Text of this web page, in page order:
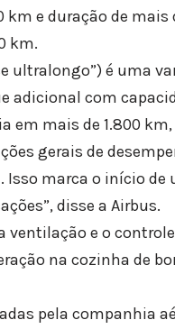
e duração de mais
km.
ultralongo”) é uma
adicional com
mais de 1.800 km,
gerais de
marca o início de
disse a Airbus.
ventilação e o
na cozinha de
pela companhia